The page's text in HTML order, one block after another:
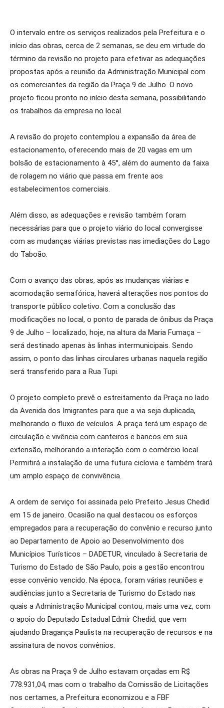
O intervalo entre os serviços realizados pela Prefeitura e o
início das obras, cerca de 2 semanas, se deu em virtude do
término da revisão no projeto para efetivar as adequações
propostas após a reunião da Administração Municipal com
os comerciantes da região da Praça 9 de Julho. O novo
projeto ficou pronto no início desta semana, possibilitando
os trabalhos da empresa no local.
A revisão do projeto contemplou a expansão da área de
estacionamento, oferecendo mais de 20 vagas em um
bolsão de estacionamento à 45°, além do aumento da faixa
de rolagem no viário que passa em frente aos
estabelecimentos comerciais.
Além disso, as adequações e revisão também foram
necessárias para que o projeto viário do local convergisse
com as mudanças viárias previstas nas imediações do Lago
do Taboão.
Com o avanço das obras, após as mudanças viárias e
acomodação semafórica, haverá alterações nos pontos do
transporte público coletivo. Com a conclusão das
modificações no local, o ponto de parada de ônibus da Praça
9 de Julho – localizado, hoje, na altura da Maria Fumaça –
será destinado apenas às linhas intermunicipais. Sendo
assim, o ponto das linhas circulares urbanas naquela região
será transferido para a Rua Tupi.
O projeto completo prevê o estreitamento da Praça no lado
da Avenida dos Imigrantes para que a via seja duplicada,
melhorando o fluxo de veículos. A praça terá um espaço de
circulação e vivência com canteiros e bancos em sua
extensão, melhorando a interação com o comércio local.
Permitirá a instalação de uma futura ciclovia e também trará
um amplo espaço de convivência.
A ordem de serviço foi assinada pelo Prefeito Jesus Chedid
em 15 de janeiro. Ocasião na qual destacou os esforços
empregados para a recuperação do convênio e recurso junto
ao Departamento de Apoio ao Desenvolvimento dos
Municípios Turísticos – DADETUR, vinculado à Secretaria de
Turismo do Estado de São Paulo, pois a gestão encontrou
esse convênio vencido. Na época, foram várias reuniões e
audiências junto a Secretaria de Turismo do Estado nas
quais a Administração Municipal contou, mais uma vez, com
o apoio do Deputado Estadual Edmir Chedid, que vem
ajudando Bragança Paulista na recuperação de recursos e na
assinatura de novos convênios.
As obras na Praça 9 de Julho estavam orçadas em R$
778.931,04, mas com o trabalho da Comissão de Licitações
nos certames, a Prefeitura economizou e a FBF